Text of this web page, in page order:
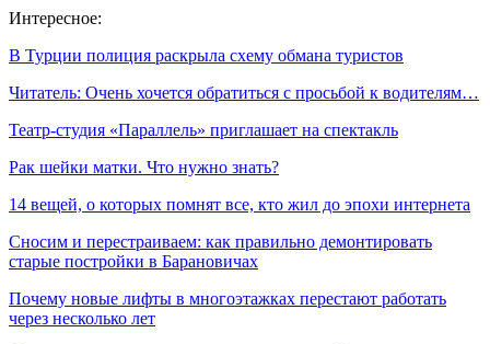
Интересное:
В Турции полиция раскрыла схему обмана туристов
Читатель: Очень хочется обратиться с просьбой к водителям…
Театр-студия «Параллель» приглашает на спектакль
Рак шейки матки. Что нужно знать?
14 вещей, о которых помнят все, кто жил до эпохи интернета
Сносим и перестраиваем: как правильно демонтировать
старые постройки в Барановичах
Почему новые лифты в многоэтажках перестают работать
через несколько лет